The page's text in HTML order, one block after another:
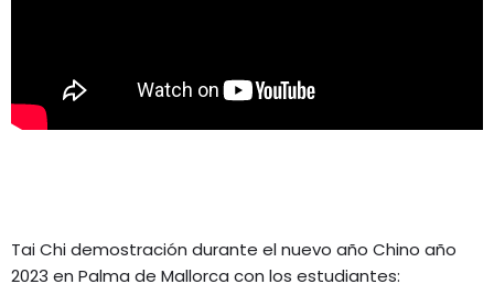
Tai Chi demostración durante el nuevo año Chino año
2023 en Palma de Mallorca con los estudiantes: